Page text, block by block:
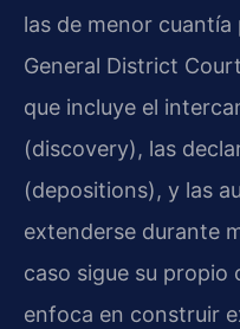
las de menor
General District
que incluye el
(discovery), las
(depositions), y las
extenderse durante
caso sigue su propio
enfoca en construir